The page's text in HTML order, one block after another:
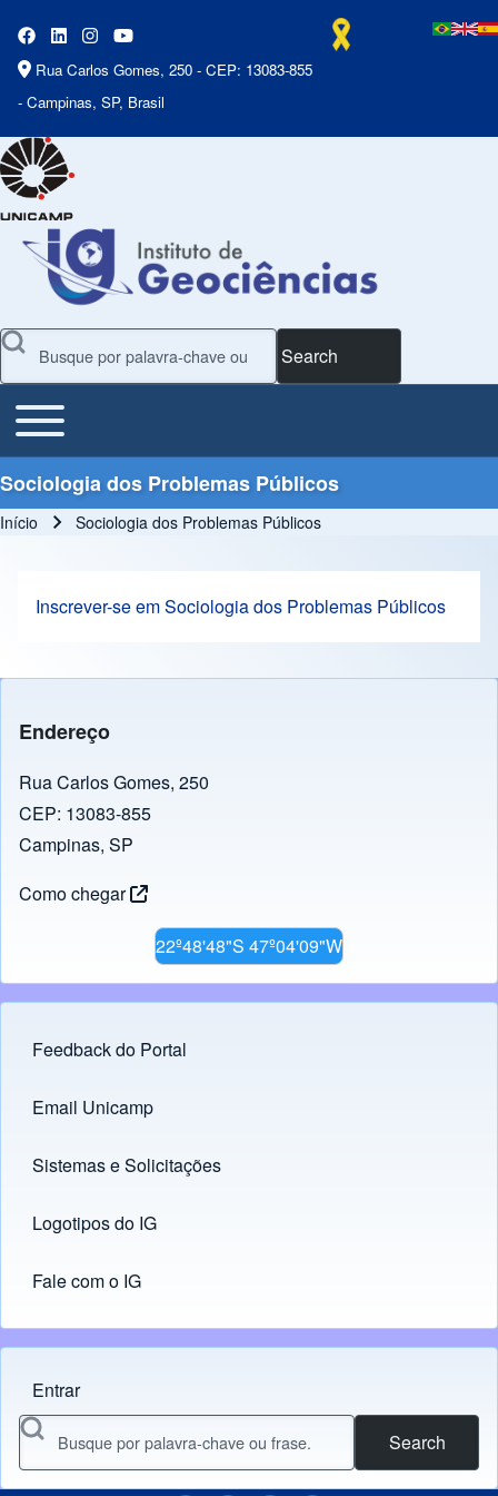
Rua Carlos Gomes, 250 - CEP: 13083-855
- Campinas, SP, Brasil
Search
Main Menu
Toggle main menu
Sociologia dos Problemas Públicos
Início Sociologia dos Problemas Públicos
Inscrever-se em Sociologia dos Problemas Públicos
Endereço
Rua Carlos Gomes, 250
CEP: 13083-855
Campinas, SP
Como chegar
22º48'48"S 47º04'09"W
Footer menu
Feedback do Portal
Links
Email Unicamp
(opens in new tab)
Sistemas e Solicitações
(opens in new tab)
Logotipos do IG
(opens in new tab)
Fale com o IG
Menu do usuário
Entrar
Search